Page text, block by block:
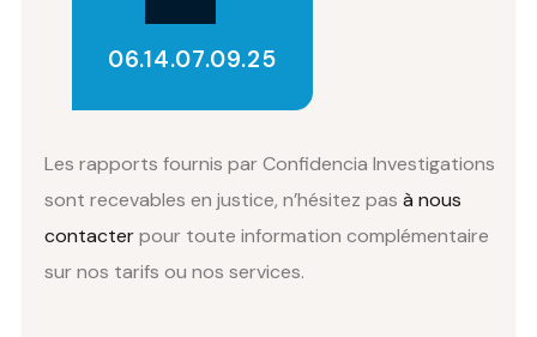
06.14.07.09.25
Les rapports fournis par Confidencia Investigations
sont recevables en justice, n’hésitez pas à nous
contacterpour toute information complémentaire
sur nos tarifs ou nos services.